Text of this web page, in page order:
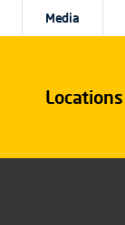
Locations
Media